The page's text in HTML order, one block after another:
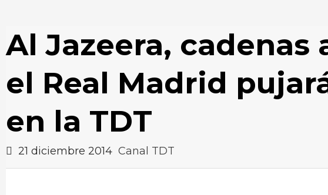
Al Jazeera, cadenas
el Real Madrid
en la TDT
21 diciembre 2014 Canal TDT